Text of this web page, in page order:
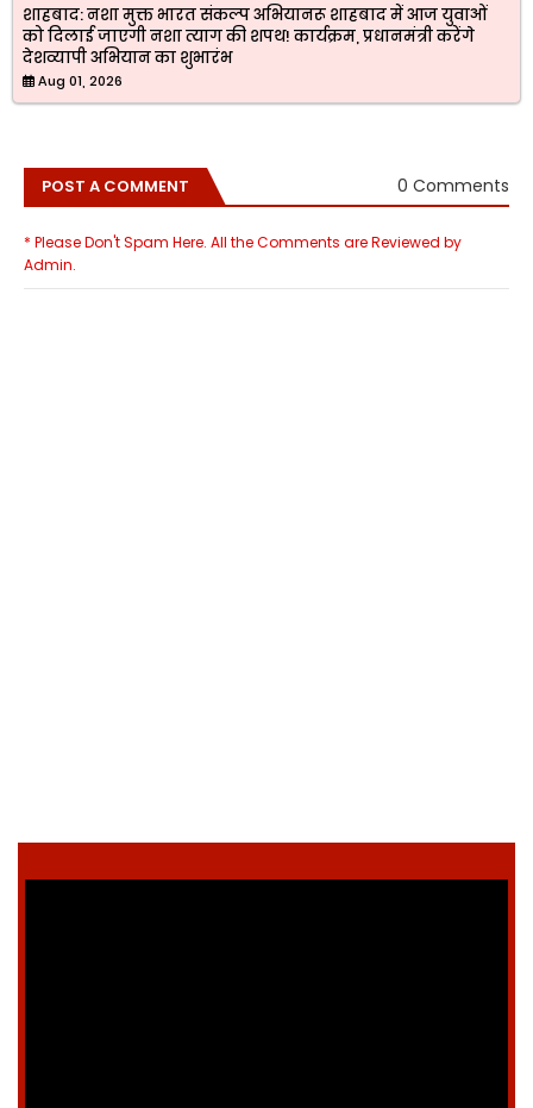
शाहबाद: नशा मुक्त भारत संकल्प अभियानरू शाहबाद में आज युवाओं
को दिलाई जाएगी नशा त्याग की शपथ! कार्यक्रम, प्रधानमंत्री करेंगे
देशव्यापी अभियान का शुभारंभ
Aug 01, 2026
POST A COMMENT 0 Comments
* Please Don't Spam Here. All the Comments are Reviewed by
Admin.